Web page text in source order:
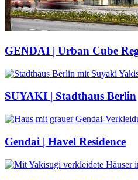
GENDAI | Urban Cube
SUYAKI | Stadthaus Berlin
Gendai | Havel Residence